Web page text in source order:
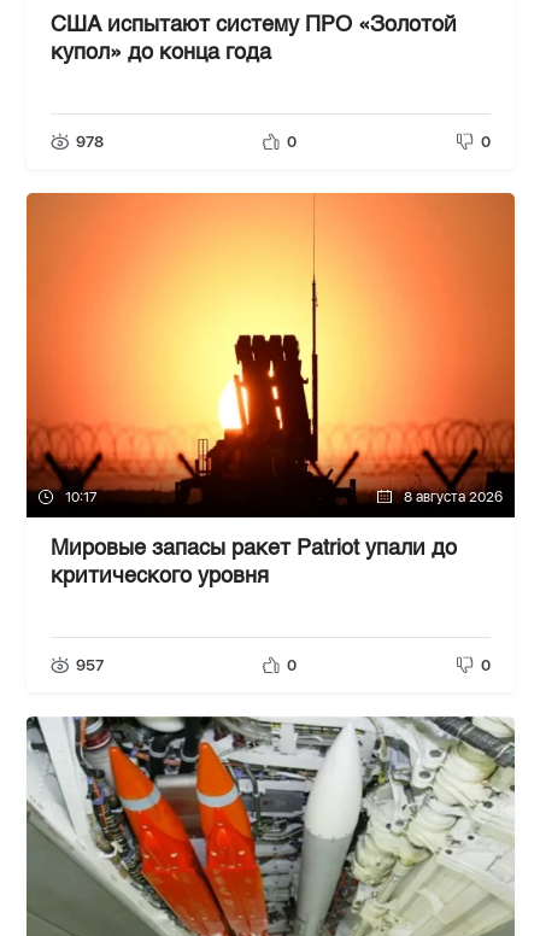
США испытают систему ПРО «Золотой
купол» до конца года
978 0 0
10:17 8 августа 2026
Мировые запасы ракет Patriot упали до
критического уровня
957 0 0